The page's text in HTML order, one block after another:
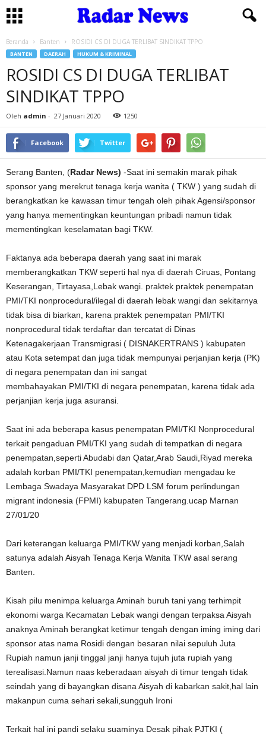
Beranda Banten ROSIDI CS DI DUGA TERLIBAT SINDIKAT TPPO
BANTEN DAERAH HUKUM & KRIMINAL
ROSIDI CS DI DUGA TERLIBAT
SINDIKAT TPPO
Oleh admin - 27 Januari 2020 1250
Facebook Twitter
Serang Banten, (Radar News) -Saat ini semakin marak pihak
sponsor yang merekrut tenaga kerja wanita ( TKW ) yang sudah di
berangkatkan ke kawasan timur tengah oleh pihak Agensi/sponsor
yang hanya mementingkan keuntungan pribadi namun tidak
mementingkan keselamatan bagi TKW.
Faktanya ada beberapa daerah yang saat ini marak
memberangkatkan TKW seperti hal nya di daerah Ciruas, Pontang
Keserangan, Tirtayasa,Lebak wangi. praktek praktek penempatan
PMI/TKI nonprocedural/ilegal di daerah lebak wangi dan sekitarnya
tidak bisa di biarkan, karena praktek penempatan PMI/TKI
nonprocedural tidak terdaftar dan tercatat di Dinas
Ketenagakerjaan Transmigrasi ( DISNAKERTRANS ) kabupaten
atau Kota setempat dan juga tidak mempunyai perjanjian kerja (PK)
di negara penempatan dan ini sangat
membahayakan PMI/TKI di negara penempatan, karena tidak ada
perjanjian kerja juga asuransi.
Saat ini ada beberapa kasus penempatan PMI/TKI Nonprocedural
terkait pengaduan PMI/TKI yang sudah di tempatkan di negara
penempatan,seperti Abudabi dan Qatar,Arab Saudi,Riyad mereka
adalah korban PMI/TKI penempatan,kemudian mengadau ke
Lembaga Swadaya Masyarakat DPD LSM forum perlindungan
migrant indonesia (FPMI) kabupaten Tangerang.ucap Marnan
27/01/20
Dari keterangan keluarga PMI/TKW yang menjadi korban,Salah
satunya adalah Aisyah Tenaga Kerja Wanita TKW asal serang
Banten.
Kisah pilu menimpa keluarga Aminah buruh tani yang terhimpit
ekonomi warga Kecamatan Lebak wangi dengan terpaksa Aisyah
anaknya Aminah berangkat ketimur tengah dengan iming iming dari
sponsor atas nama Rosidi dengan besaran nilai sepuluh Juta
Rupiah namun janji tinggal janji hanya tujuh juta rupiah yang
terealisasi.Namun naas keberadaan aisyah di timur tengah tidak
seindah yang di bayangkan disana Aisyah di kabarkan sakit,hal lain
makanpun cuma sehari sekali,sungguh Ironi
Terkait hal ini pandi selaku suaminya Desak pihak PJTKI (